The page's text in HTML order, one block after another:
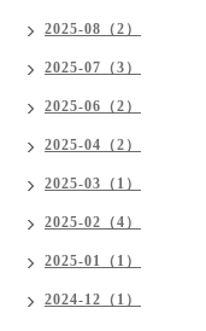
2025-08（2）
2025-07（3）
2025-06（2）
2025-04（2）
2025-03（1）
2025-02（4）
2025-01（1）
2024-12（1）